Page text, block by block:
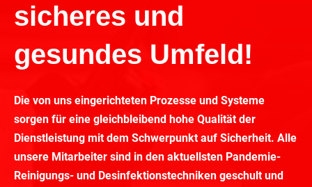
sicheres und
gesundes Umfeld!
Die von uns eingerichteten Prozesse und Systeme
sorgen für eine gleichbleibend hohe Qualität der
Dienstleistung mit dem Schwerpunkt auf Sicherheit. Alle
unsere Mitarbeiter sind in den aktuellsten Pandemie-
Reinigungs- und Desinfektionstechniken geschult und